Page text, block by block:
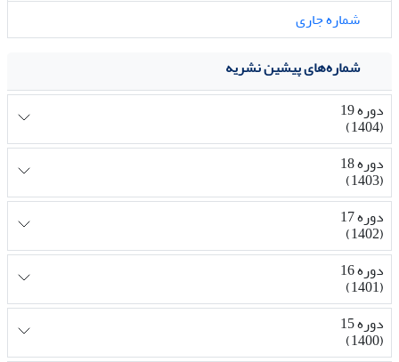
شماره جاری
شماره‌های پیشین نشریه
دوره 19
(1404)
دوره 18
(1403)
دوره 17
(1402)
دوره 16
(1401)
دوره 15
(1400)